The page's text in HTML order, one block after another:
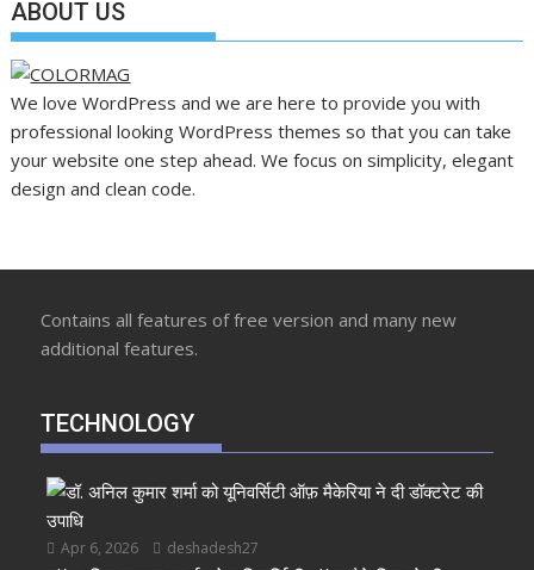
ABOUT US
We love WordPress and we are here to provide you with
professional looking WordPress themes so that you can take
your website one step ahead. We focus on simplicity, elegant
design and clean code.
Contains all features of free version and many new
additional features.
TECHNOLOGY
Apr 6, 2026 deshadesh27